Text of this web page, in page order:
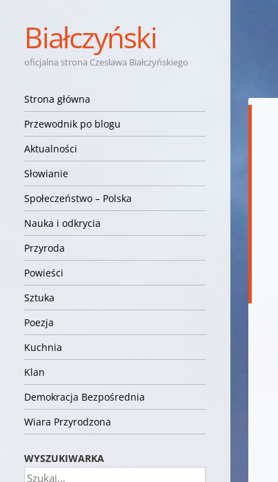
Białczyński
oficjalna strona Czesława Białczyńskiego
Nawigacja
Przejdź do treści
Strona główna
Przewodnik po blogu
Aktualności
Słowianie
Społeczeństwo – Polska
Nauka i odkrycia
Przyroda
Powieści
Sztuka
Poezja
Kuchnia
Klan
Demokracja Bezpośrednia
Wiara Przyrodzona
WYSZUKIWARKA
Szukaj